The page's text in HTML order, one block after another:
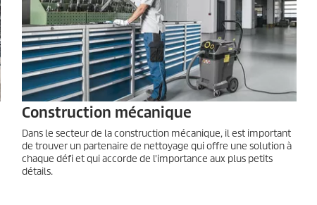
Construction mécanique
Dans le secteur de la construction mécanique, il est important
de trouver un partenaire de nettoyage qui offre une solution à
chaque défi et qui accorde de l'importance aux plus petits
détails.